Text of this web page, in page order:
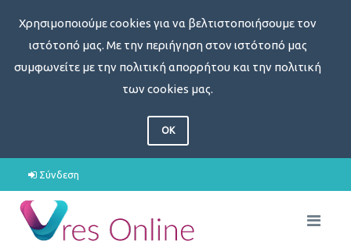
Χρησιμοποιούμε cookies για να βελτιστοποιήσουμε τον
ιστότοπό μας. Με την περιήγηση στον ιστότοπό μας
συμφωνείτε με την πολιτική απορρήτου και την πολιτική
των cookies μας.
OK
Σύνδεση